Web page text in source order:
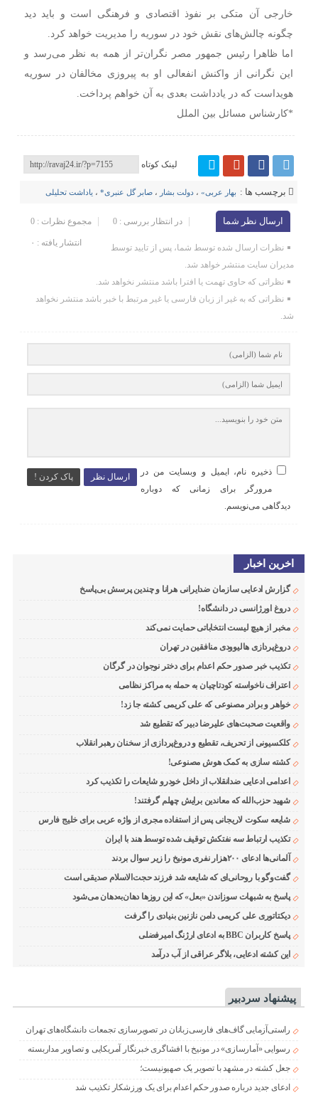
خارجی آن متکی بر نفوذ اقتصادی و فرهنگی است و باید دید
چگونه چالش‌های نقش خود در سوریه را مدیریت خواهد کرد.
اما ظاهرا رئیس جمهور مصر نگران‌تر از همه به نظر می‌رسد و
این نگرانی از واکنش انفعالی او به پیروزی مخالفان در سوریه
هویداست که در یادداشت بعدی به آن خواهم پرداخت.
*کارشناس مسائل بین الملل
لینک کوتاه
برچسب ها : بهار عربی» ،دولت بشار ،صابر گل عنبری* ، یاداشت تحلیلی
ارسال نظر شما مجموع نظرات : 0 در انتظار بررسی : 0
انتشار یافته : ۰
نظرات ارسال شده توسط شما، پس از تایید توسط
مدیران سایت منتشر خواهد شد.
نظراتی که حاوی تهمت یا افترا باشد منتشر نخواهد شد.
نظراتی که به غیر از زبان فارسی یا غیر مرتبط با خبر باشد منتشر نخواهد
شد.
ارسال نظر پاک کردن !
ذخیره نام، ایمیل و وبسایت من در
مرورگر برای زمانی که دوباره
دیدگاهی می‌نویسم.
اخرین اخبار
گزارش ادعایی سازمان ضدایرانی هرانا و چندین پرسش بی‌پاسخ
دروغ اورژانسی در دانشگاه!
مخبر از هیچ لیست انتخاباتی حمایت نمی‌کند
دروغ‌پردازی هالیوودی منافقین در تهران
تکذیب خبر صدور حکم اعدام برای دختر نوجوان در گرگان
اعتراف ناخواسته کودتاچیان به حمله به مراکز نظامی
خواهر و برادر مصنوعی که علی کریمی کشته جا زد!
واقعیت صحبت‌های علیرضا دبیر که تقطیع شد
کلکسیونی از تحریف، تقطیع و دروغ‌پردازی از سخنان رهبر انقلاب
کشته سازی به کمک هوش مصنوعی!
اعدامی ادعایی ضدانقلاب از داخل خودرو شایعات را تکذیب کرد
شهید حزب‌الله که معاندین برایش چهلم گرفتند!
شایعه سکوت لاریجانی پس از استفاده مجری از واژه عربی برای خلیج فارس
تکذیب ارتباط سه نفتکش توقیف شده توسط هند با ایران
آلمانی‌ها ادعای ۲۰۰هزار نفری مونیخ را زیر سوال بردند
گفت‌وگو با روحانی‌ای که شایعه شد فرزند حجت‌الاسلام صدیقی است
پاسخ به شبهات سوزاندن «بعل» که این روزها دهان‌به‌دهان می‌شود
دیکتاتوری علی کریمی دامن نازنین بنیادی را گرفت
پاسخ کاربران BBC به ادعای ارژنگ امیرفضلی
این کشته ادعایی، بلاگر عراقی از آب درآمد
پیشنهاد سردبیر
راستی‌آزمایی گاف‌های فارسی‌زبانان در تصویرسازی تجمعات دانشگاه‌های تهران
رسوایی «آمارسازی» در مونیخ با افشاگری خبرنگار آمریکایی و تصاویر مداربسته
جعل کشته در مشهد با تصویر یک صهیونیست؛
ادعای جدید درباره صدور حکم اعدام برای یک ورزشکار تکذیب شد